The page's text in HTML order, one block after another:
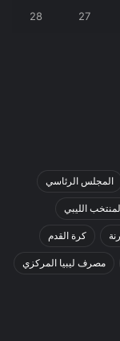
27
28
المجلس الرئاسي
الليبي
كرة القدم
مصرف ليبيا المركزي